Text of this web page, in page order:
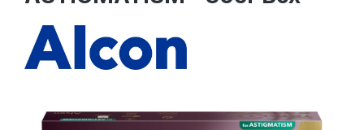
Bildergalerie überspringen